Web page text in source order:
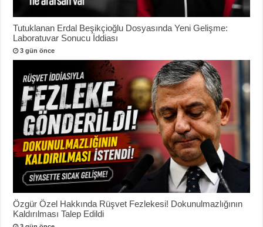
Tutuklanan Erdal Beşikçioğlu Dosyasında Yeni Gelişme:
Laboratuvar Sonucu İddiası
3 gün önce
Özgür Özel Hakkında Rüşvet Fezlekesi! Dokunulmazlığının
Kaldırılması Talep Edildi